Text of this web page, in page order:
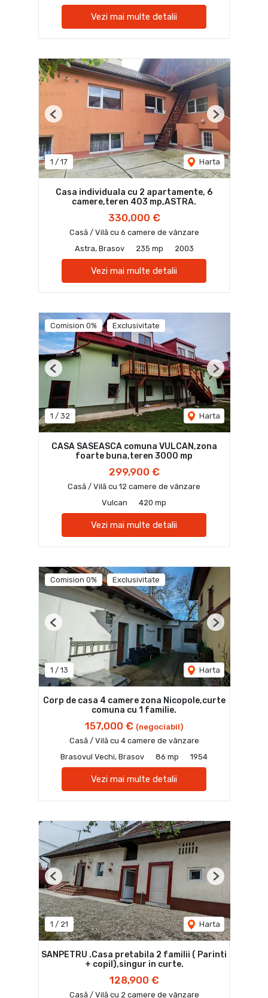
Vezi mai multe detalii
1 / 17 Harta
Previous Next
Casa individuala cu 2 apartamente, 6
camere,teren 403 mp,ASTRA.
330,000 €
Casă / Vilă cu 6 camere de vânzare
Astra, Brasov
235 mp 2003
Vezi mai multe detalii
Comision 0% Exclusivitate
1 / 32 Harta
Previous Next
CASA SASEASCA comuna VULCAN,zona
foarte buna,teren 3000 mp
299,900 €
Casă / Vilă cu 12 camere de vânzare
Vulcan
420 mp
Vezi mai multe detalii
Comision 0% Exclusivitate
1 / 13 Harta
Previous Next
Corp de casa 4 camere zona Nicopole,curte
comuna cu 1 familie.
157,000 € (negociabil)
Casă / Vilă cu 4 camere de vânzare
Brasovul Vechi, Brasov
86 mp 1954
Vezi mai multe detalii
1 / 21 Harta
Previous Next
SANPETRU .Casa pretabila 2 familii ( Parinti
+ copil),singur in curte.
128,900 €
Casă / Vilă cu 2 camere de vânzare